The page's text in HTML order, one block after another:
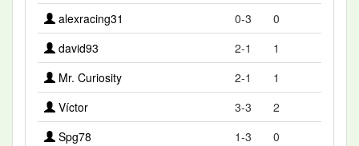
alexracing31
0-3
0
david93
2-1
1
Mr. Curiosity
2-1
1
Víctor
3-3
2
Spg78
1-3
0